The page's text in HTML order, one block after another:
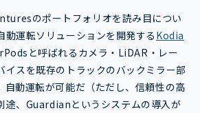
のポートフォリオを読み目につい
動運転ソリューションを開発する Kodia
と呼ばれるカメラ・LiDAR・レー
イスを既存のトラックのバックミラー部
自動運転が可能だ（ただし、信頼性の高
途、Guardianというシステムの導入が